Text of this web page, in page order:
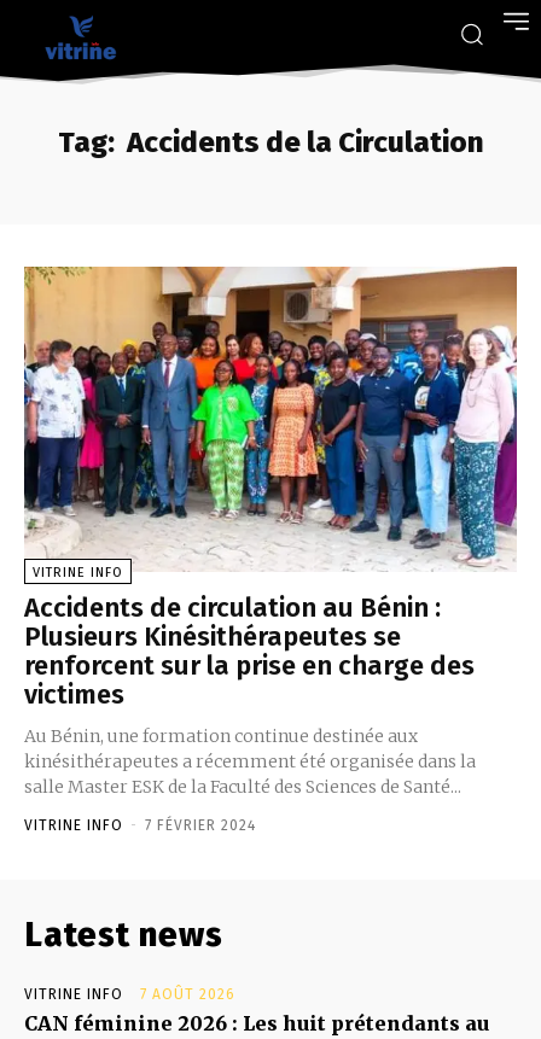
Tag: Accidents de la Circulation
VITRINE INFO
Accidents de circulation au Bénin :
Plusieurs Kinésithérapeutes se
renforcent sur la prise en charge des
victimes
Au Bénin, une formation continue destinée aux
kinésithérapeutes a récemment été organisée dans la
salle Master ESK de la Faculté des Sciences de Santé...
VITRINE INFO - 7 FÉVRIER 2024
Latest news
VITRINE INFO 7 AOÛT 2026
CAN féminine 2026 : Les huit prétendants au